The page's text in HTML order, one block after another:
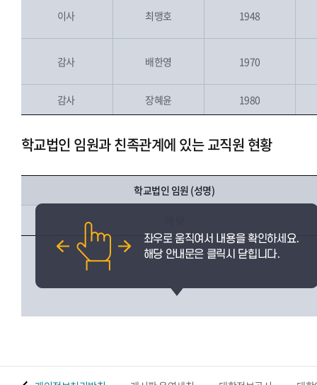
이사 최맹호 1948
감사 배한영 1970
감사
t)
장혜윤 1980
학교법인 임원과 친족관계에 있는 교직원 현황
학교법인 임원 (성명)